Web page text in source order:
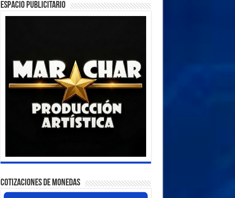
ESPACIO PUBLICITARIO
COTIZACIONES DE MONEDAS